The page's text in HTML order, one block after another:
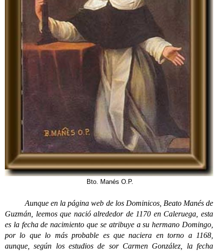
Bto. Manés O.P.
Aunque en la página web de los Dominicos, Beato Manés de
Guzmán, leemos que nació alrededor de 1170 en Caleruega, esta
es la fecha de nacimiento que se atribuye a su hermano Domingo,
por lo que lo más probable es que naciera en torno a 1168,
aunque, según los estudios de sor Carmen González, la fecha